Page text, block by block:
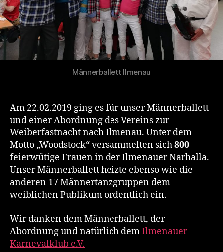
Männerballett Ilmenau
Am 22.02.2019 ging es für unser Männerballett
und einer Abordnung des Vereins zur
Weiberfastnacht nach Ilmenau. Unter dem
Motto „Woodstock“ versammelten sich800
feierwütige Frauen in der Ilmenauer Narhalla.
Unser Männerballett heizte ebenso wie die
anderen 17 Männertanzgruppen dem
weiblichen Publikum ordentlich ein.
Wir danken dem Männerballett, der
Abordnung und natürlich demIlmenauer
Karnevalklub e.V.